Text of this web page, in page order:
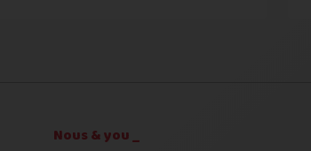
Nous & you _